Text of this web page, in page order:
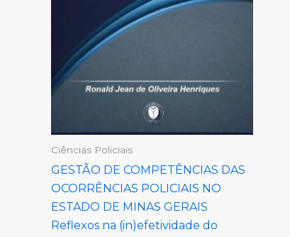
Ciências Policiais
GESTÃO DE COMPETÊNCIAS DAS
OCORRÊNCIAS POLICIAIS NO
ESTADO DE MINAS GERAIS
Reflexos na (in)efetividade do